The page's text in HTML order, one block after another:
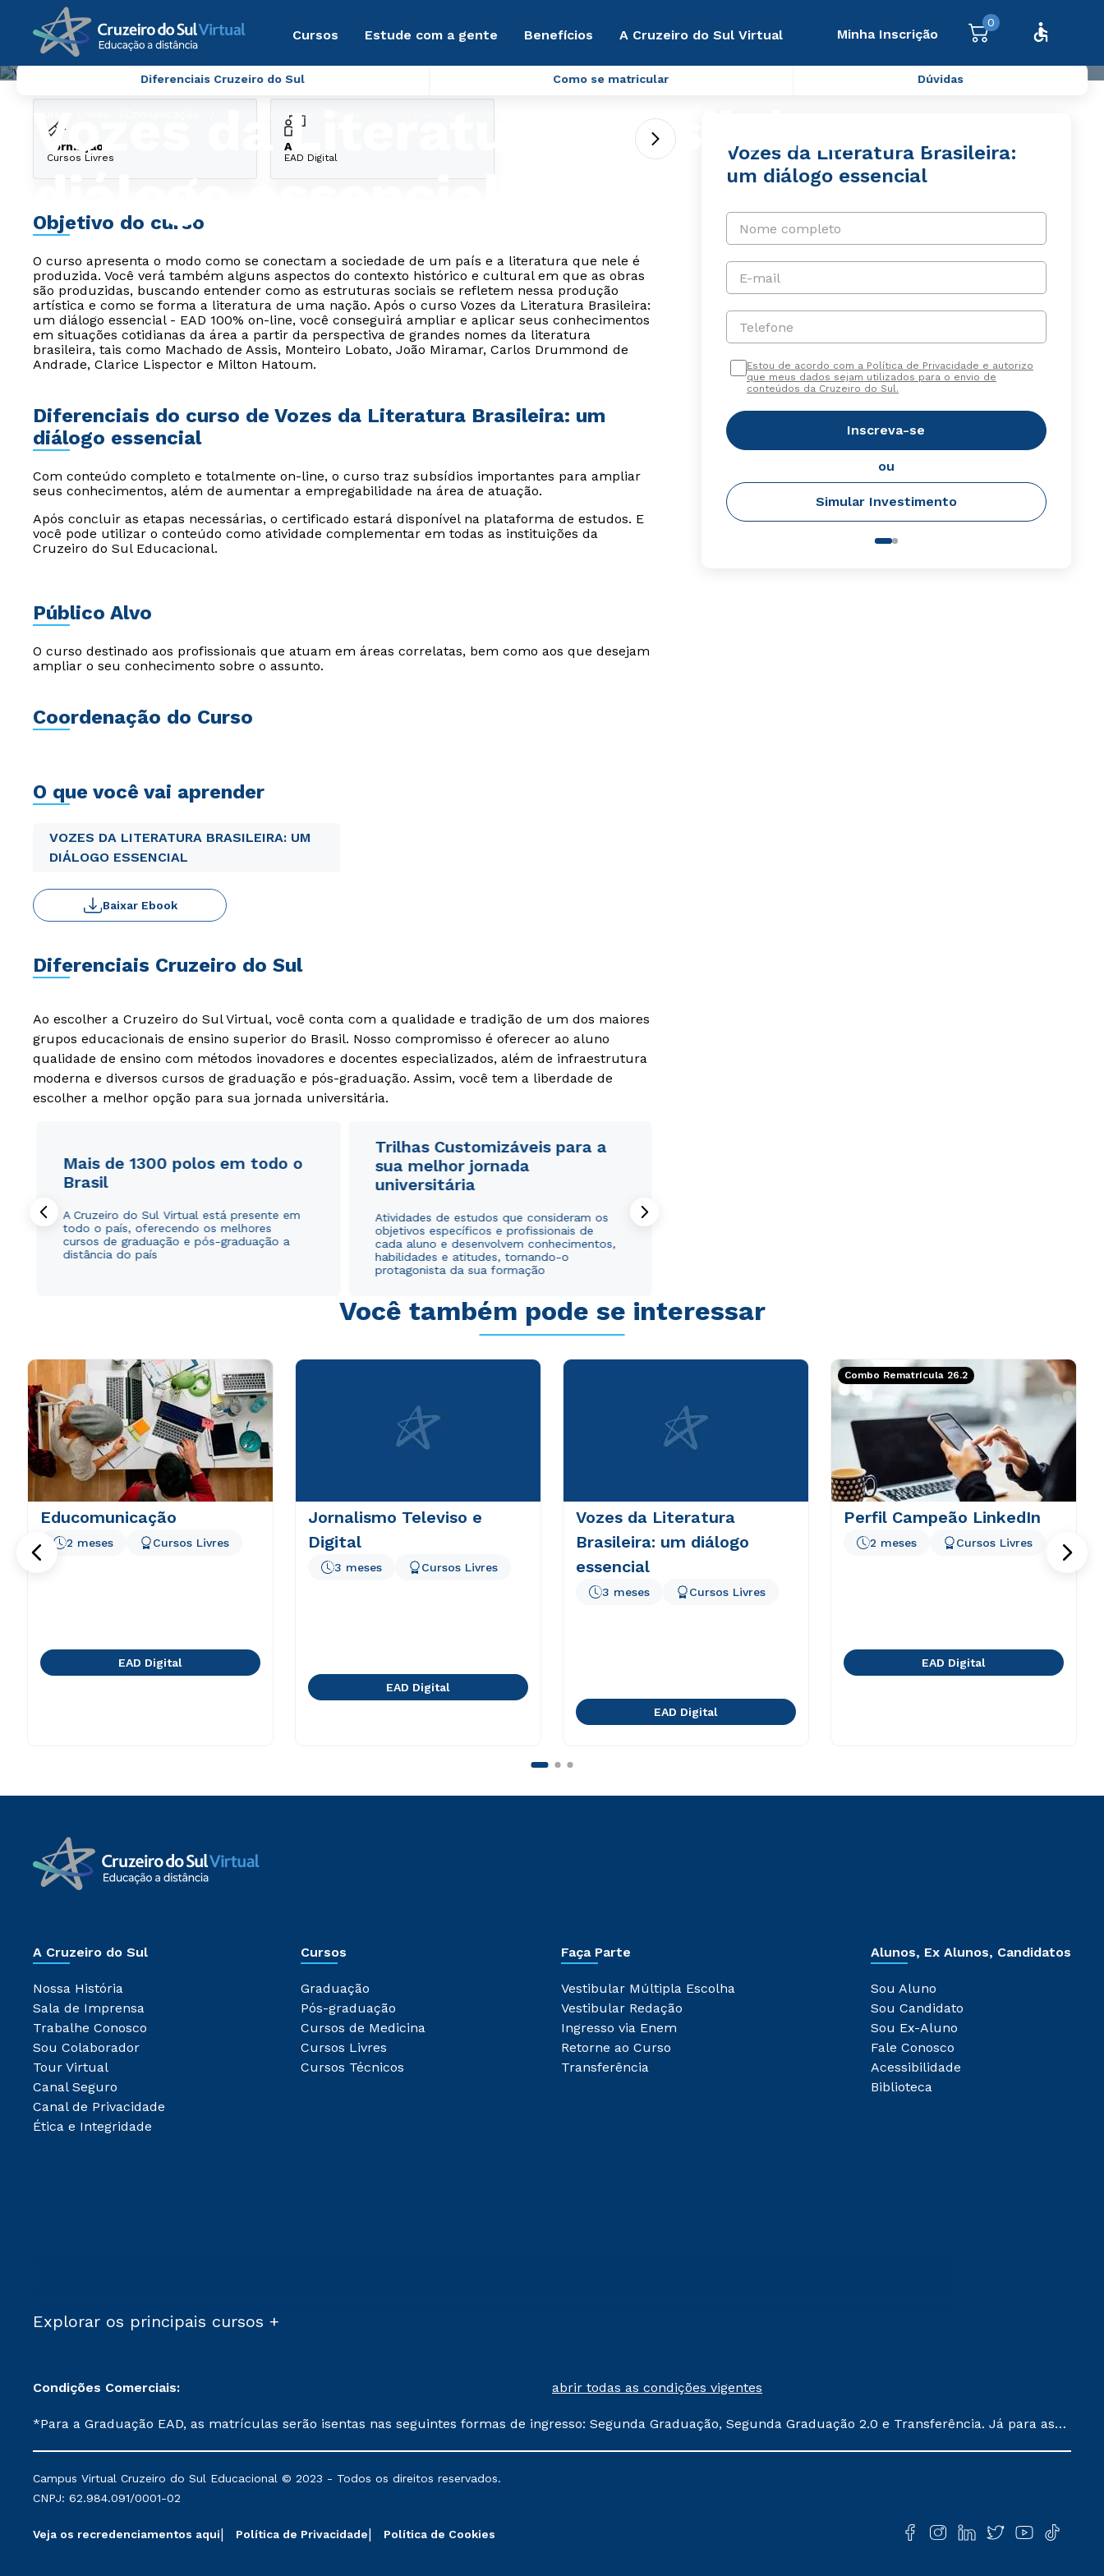
Cursos Estude com a gente Benefícios A Cruzeiro do Sul Virtual Minha Inscrição
0
Diferenciais Cruzeiro do Sul Como se matricular Dúvidas
Vozes da Literatura Brasileira: um diálogo essencial
Vozes da Literatura Brasileira: um
diálogo essencial
Formação
Cursos Livres
Aula
EAD Digital
Objetivo do curso
O curso apresenta o modo como se conectam a sociedade de um país e a literatura que nele é
produzida. Você verá também alguns aspectos do contexto histórico e cultural em que as obras
são produzidas, buscando entender como as estruturas sociais se refletem nessa produção
artística e como se forma a literatura de uma nação. Após o curso Vozes da Literatura Brasileira:
um diálogo essencial - EAD 100% on-line, você conseguirá ampliar e aplicar seus conhecimentos
em situações cotidianas da área a partir da perspectiva de grandes nomes da literatura
brasileira, tais como Machado de Assis, Monteiro Lobato, João Miramar, Carlos Drummond de
Andrade, Clarice Lispector e Milton Hatoum.
Diferenciais do curso de Vozes da Literatura Brasileira: um
diálogo essencial
Com conteúdo completo e totalmente on-line, o curso traz subsídios importantes para ampliar
seus conhecimentos, além de aumentar a empregabilidade na área de atuação.
Após concluir as etapas necessárias, o certificado estará disponível na plataforma de estudos. E
você pode utilizar o conteúdo como atividade complementar em todas as instituições da
Cruzeiro do Sul Educacional.
Público Alvo
O curso destinado aos profissionais que atuam em áreas correlatas, bem como aos que desejam
ampliar o seu conhecimento sobre o assunto.
Coordenação do Curso
O que você vai aprender
VOZES DA LITERATURA BRASILEIRA: UM
DIÁLOGO ESSENCIAL
Baixar Ebook
Diferenciais Cruzeiro do Sul
Ao escolher a Cruzeiro do Sul Virtual, você conta com a qualidade e tradição de um dos maiores
grupos educacionais de ensino superior do Brasil. Nosso compromisso é oferecer ao aluno
qualidade de ensino com métodos inovadores e docentes especializados, além de infraestrutura
moderna e diversos cursos de graduação e pós-graduação. Assim, você tem a liberdade de
escolher a melhor opção para sua jornada universitária.
Mais de 1300 polos em todo o
Brasil
A Cruzeiro do Sul Virtual está presente em
todo o país, oferecendo os melhores
cursos de graduação e pós-graduação a
distância do país
Trilhas Customizáveis para a
sua melhor jornada
universitária
Atividades de estudos que consideram os
objetivos específicos e profissionais de
cada aluno e desenvolvem conhecimentos,
habilidades e atitudes, tornando-o
protagonista da sua formação
Vozes da Literatura Brasileira:
um diálogo essencial
Nome completo
E-mail
Telefone
Estou de acordo com a Política de Privacidade e autorizo
que meus dados sejam utilizados para o envio de
conteúdos da Cruzeiro do Sul.
Inscreva-se
ou
Simular Investimento
Você também pode se interessar
Educomunicação
2 meses Cursos Livres
EAD Digital
Jornalismo Televiso e
Digital
3 meses Cursos Livres
EAD Digital
Vozes da Literatura
Brasileira: um diálogo
essencial
3 meses Cursos Livres
EAD Digital
Combo Rematrícula 26.2
Perfil Campeão LinkedIn
2 meses Cursos Livres
EAD Digital
A Cruzeiro do Sul
Nossa História
Sala de Imprensa
Trabalhe Conosco
Sou Colaborador
Tour Virtual
Canal Seguro
Canal de Privacidade
Ética e Integridade
Cursos
Graduação
Pós-graduação
Cursos de Medicina
Cursos Livres
Cursos Técnicos
Faça Parte
Vestibular Múltipla Escolha
Vestibular Redação
Ingresso via Enem
Retorne ao Curso
Transferência
Alunos, Ex Alunos, Candidatos
Sou Aluno
Sou Candidato
Sou Ex-Aluno
Fale Conosco
Acessibilidade
Biblioteca
Explorar os principais cursos +
Condições Comerciais: abrir todas as condições vigentes
*Para a Graduação EAD, as matrículas serão isentas nas seguintes formas de ingresso: Segunda Graduação, Segunda Graduação 2.0 e Transferência. Já para as
mantidos conforme negociação. Descontos institucionais poderão sofrer alterações nos períodos de rematrícula conforme exposto no contrato de prestação de
serviços.
Campus Virtual Cruzeiro do Sul Educacional © 2023 - Todos os direitos reservados.
CNPJ: 62.984.091/0001-02
Veja os recredenciamentos aqui Política de Privacidade Política de Cookies
WhatsApp
ou
Política de Privacidade.
WhatsApp
ou
Política de Privacidade.